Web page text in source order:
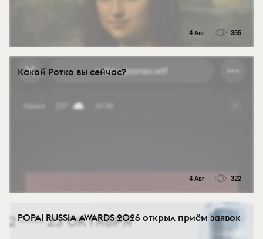
4 Авг 355
Какой Ротко вы сейчас?
4 Авг 322
POPAI RUSSIA AWARDS 2026 открыл приём заявок